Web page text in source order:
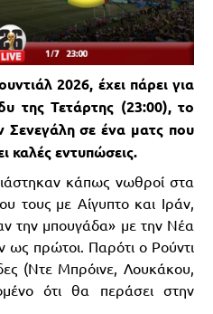
2026, έχει πάρει για
της Τετάρτης (23:00), το
Σενεγάλη σε ένα ματς που
καλές εντυπώσεις.
κάπως νωθροί στα
τους με Αίγυπτο και Ιράν,
την μπουγάδα» με την Νέα
ως πρώτοι. Παρότι ο Ρούντι
(Ντε Μπρόινε, Λουκάκου,
ότι θα περάσει στην